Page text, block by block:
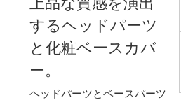
するヘッドパーツ
と化粧ベースカバ
ー。
ヘッドパーツとベースパーツ